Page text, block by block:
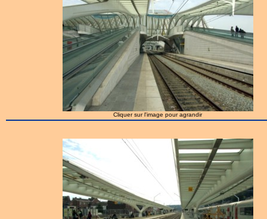
Cliquer sur l'image pour agrandir